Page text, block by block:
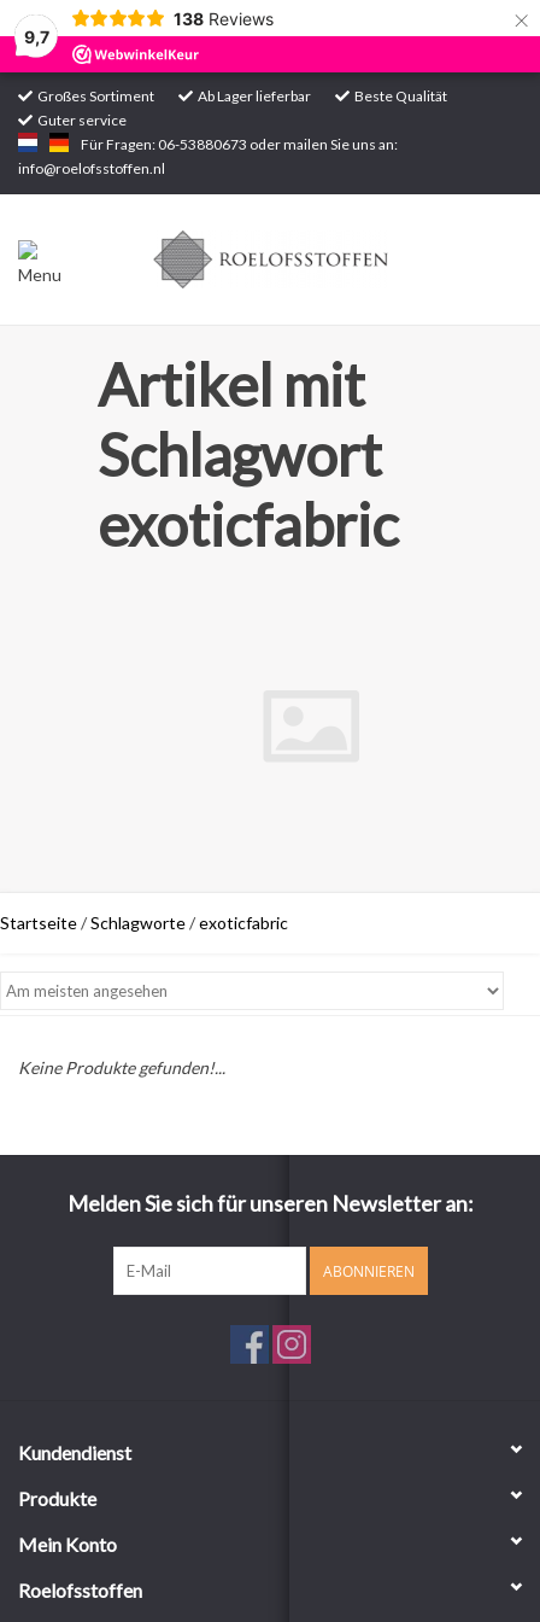
9,7
138 Reviews ×
Großes Sortiment Ab Lager lieferbar
Beste Qualität
Guter service
Für Fragen: 06-53880673 oder mailen Sie uns an:
info@roelofsstoffen.nl
Startseite
Sortiment
Artikel mit
Schlagwort
exoticfabric
Startseite/Schlagworte/exoticfabric
Keine Produkte gefunden!...
Melden Sie sich für unseren Newsletter an:
ABONNIEREN
Kundendienst
Produkte
Mein Konto
Roelofsstoffen